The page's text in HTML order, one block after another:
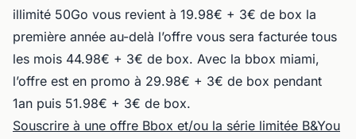
illimité 50Go vous revient à 19.98€ + 3€ de box la
première année au-delà l’offre vous sera facturée tous
les mois 44.98€ + 3€ de box. Avec la bbox miami,
l’offre est en promo à 29.98€ + 3€ de box pendant
1an puis 51.98€ + 3€ de box.
Souscrire à une offre Bbox et/ou la série limitée B&You